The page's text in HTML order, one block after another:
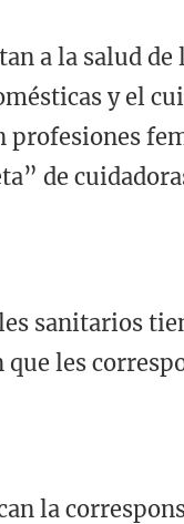
a la salud de
y el
profesiones
de
sanitarios
les
la